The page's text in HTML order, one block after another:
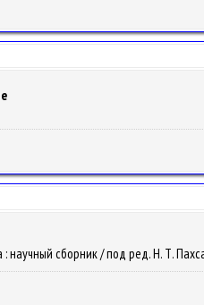
научный сборник / под ред. Н. Т.